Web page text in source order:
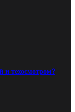
и техосмотром?